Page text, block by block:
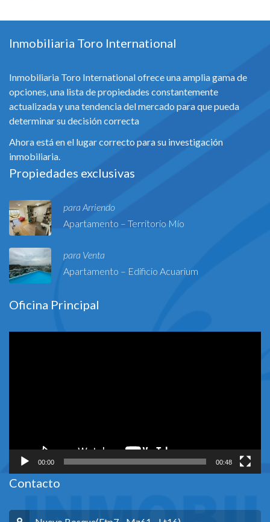
Inmobiliaria Toro International
Inmobiliaria Toro International ofrece una amplia gama de
opciones, una lista de propiedades constantemente
actualizada y una tendencia del mercado para que pueda
determinar su decisión correcta
Ahora está en el lugar correcto para su investigación
inmobiliaria.
Propiedades exclusivas
para Arriendo
Apartamento – Territorio Mío
para Venta
Apartamento – Edificio Acuarium
Oficina Principal
00:00 00:48
Contacto